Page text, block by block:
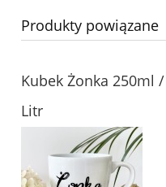
Produkty powiązane
Kubek Żonka 250ml
Litr